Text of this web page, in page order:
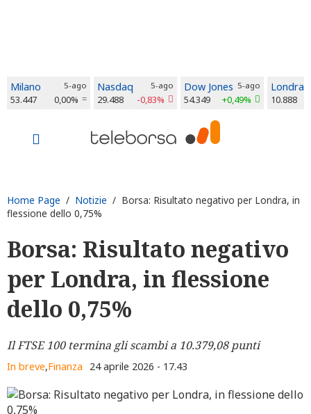
Milano 5-ago
53.447 0,00%
Nasdaq 5-ago
29.488 -0,83%
Dow Jones 5-ago
54.349 +0,49%
Londra
10.888
Home Page / Notizie / Borsa: Risultato negativo per Londra, in
flessione dello 0,75%
Borsa: Risultato negativo
per Londra, in flessione
dello 0,75%
Il FTSE 100 termina gli scambi a 10.379,08 punti
In breve,Finanza 24 aprile 2026 - 17.43